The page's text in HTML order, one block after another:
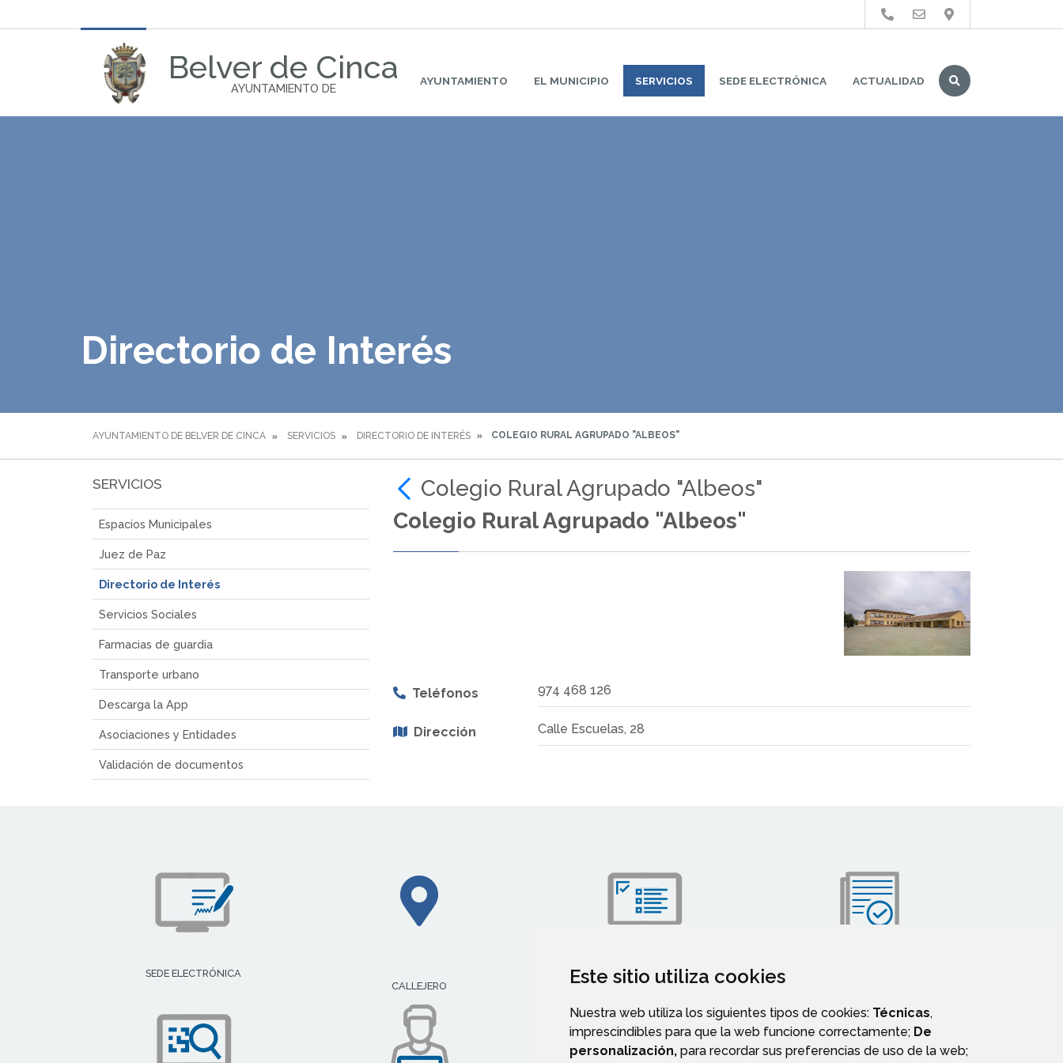
Este sitio utiliza cookies
Nuestra web utiliza los siguientes tipos de cookies: Técnicas,
imprescindibles para que la web funcione correctamente; De
personalización, para recordar sus preferencias de uso de la web;
Belver de Cinca
AYUNTAMIENTO DE
AYUNTAMIENTO EL MUNICIPIO SERVICIOS SEDE ELECTRÓNICA ACTUALIDAD
Buscar
Directorio de Interés
AYUNTAMIENTO DE BELVER DE CINCA SERVICIOS DIRECTORIO DE INTERÉS COLEGIO RURAL AGRUPADO "ALBEOS"
SERVICIOS
Espacios Municipales
Juez de Paz
Directorio de Interés
Servicios Sociales
Farmacias de guardia
Transporte urbano
Descarga la App
Asociaciones y Entidades
Validación de documentos
Colegio Rural Agrupado "Albeos"
Colegio Rural Agrupado "Albeos"
Teléfonos 974 468 126
Dirección Calle Escuelas, 28
SEDE ELECTRÓNICA
CALLEJERO
IMPRESOS E INSTANCIAS